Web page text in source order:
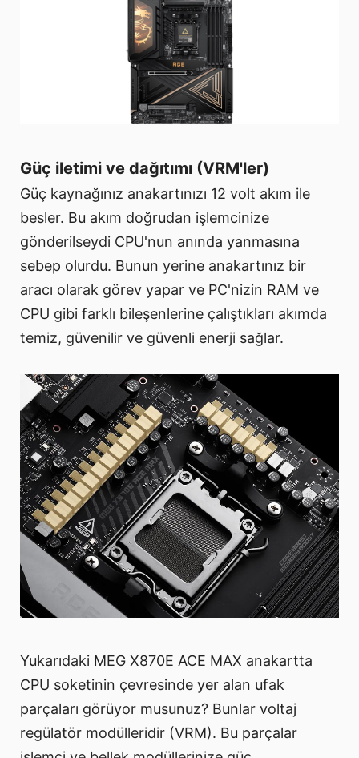
Güç iletimi ve dağıtımı (VRM'ler)
Güç kaynağınız anakartınızı 12 volt akım ile
besler. Bu akım doğrudan işlemcinize
gönderilseydi CPU'nun anında yanmasına
sebep olurdu. Bunun yerine anakartınız bir
aracı olarak görev yapar ve PC'nizin RAM ve
CPU gibi farklı bileşenlerine çalıştıkları akımda
temiz, güvenilir ve güvenli enerji sağlar.
Yukarıdaki MEG X870E ACE MAX anakartta
CPU soketinin çevresinde yer alan ufak
parçaları görüyor musunuz? Bunlar voltaj
regülatör modülleridir (VRM). Bu parçalar